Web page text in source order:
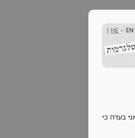
HE - EN
]
בעדה כי